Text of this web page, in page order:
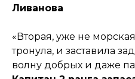
Ливанова
«Вторая, уже не
тронула, и заставила
волну добрых и даже